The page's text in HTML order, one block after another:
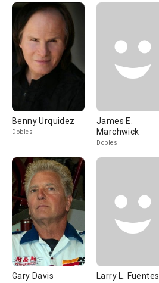
Benny Urquidez
Dobles
James E.
Marchwick
Dobles
Gary Davis Larry L. Fuentes